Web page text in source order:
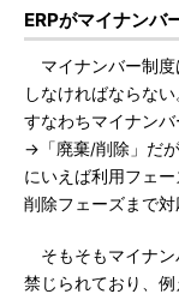
ERPがマイナンバ
マイナンバー制度
しなければならな
すなわちマイナン
→「廃棄/削除」だ
にいえば利用フェ
削除フェーズまで対
そもそもマイナン
禁じられており、